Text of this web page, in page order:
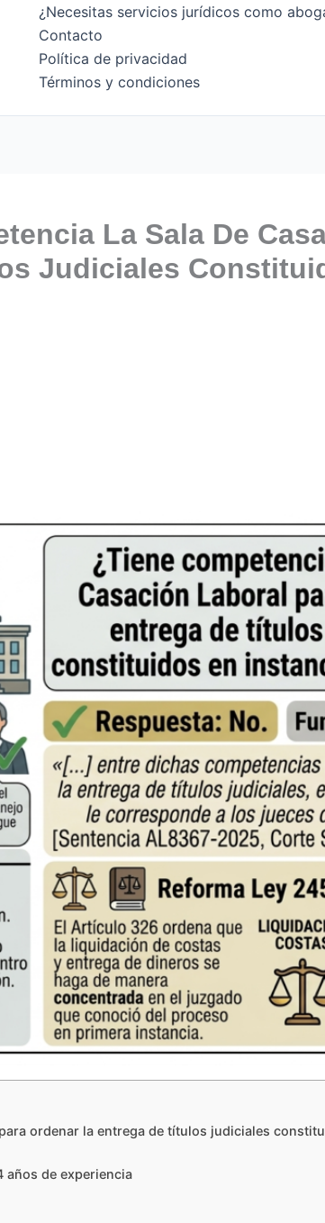
¿Necesitas servicios jurídicos como
Contacto
Política de privacidad
Términos y condiciones
La Sala De
Judiciales
ordenar la entrega de títulos judiciales
años de experiencia